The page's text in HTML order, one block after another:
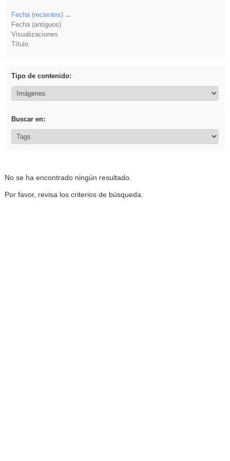
Fecha (recientes)
Fecha (antiguos)
Visualizaciones
Título
Tipo de contenido:
Buscar en:
No se ha encontrado ningún resultado.
Por favor, revisa los criterios de búsqueda.